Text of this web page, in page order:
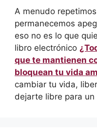
A menudo
permanecemos
eso no es lo que
libro electrónico
que te mantienen
bloquean tu vida
cambiar tu vida,
dejarte libre para un